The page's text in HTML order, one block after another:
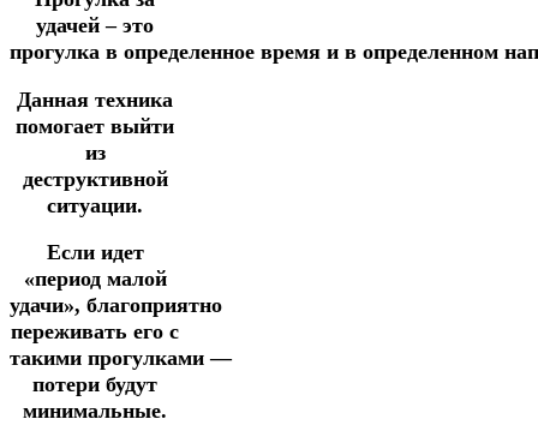
удачей – это
прогулка в определенное время и в определенном
Данная техника
помогает выйти
из
деструктивной
ситуации.
Если идет
«период малой
удачи», благоприятно
переживать его с
такими прогулками—
потери будут
минимальные.